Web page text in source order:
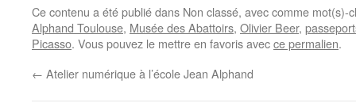
Ce contenu a été publié dans Non classé, avec comme mot(s)-
Alphand Toulouse, Musée des Abattoirs, Olivier Beer,
Picasso. Vous pouvez le mettre en favoris avecce permalien.
← Atelier numérique à l’école Jean Alphand